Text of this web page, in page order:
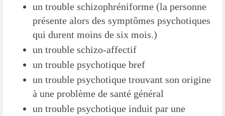
un trouble schizophréniforme (la personne
présente alors des symptômes psychotiques
qui durent moins de six mois.)
un trouble schizo-affectif
un trouble psychotique bref
un trouble psychotique trouvant son origine
à une problème de santé général
un trouble psychotique induit par une